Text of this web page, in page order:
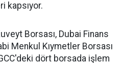
kapsıyor.
Borsası, Dubai Finans
Menkul Kıymetler Borsası
dört borsada işlem